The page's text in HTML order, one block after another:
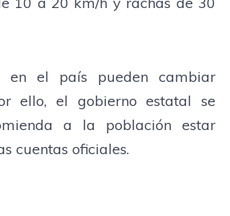
en el país pueden cambiar
ello, el gobierno estatal se
a la población estar
cuentas oficiales.